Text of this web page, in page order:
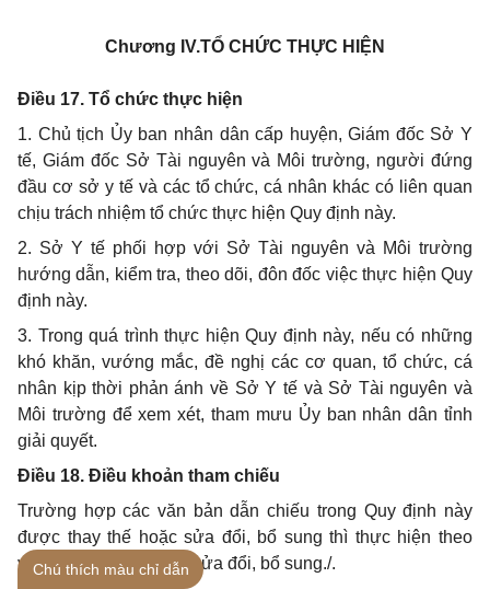
Chương IV.TỔ CHỨC THỰC HIỆN
Điều 17. Tổ chức thực hiện
1. Chủ tịch Ủy ban nhân dân cấp huyện, Giám đốc Sở Y
tế, Giám đốc Sở Tài nguyên và Môi trường, người đứng
đầu cơ sở y tế và các tổ chức, cá nhân khác có liên quan
chịu trách nhiệm tổ chức thực hiện Quy định này.
2. Sở Y tế phối hợp với Sở Tài nguyên và Môi trường
hướng dẫn, kiểm tra, theo dõi, đôn đốc việc thực hiện Quy
định này.
3. Trong quá trình thực hiện Quy định này, nếu có những
khó khăn, vướng mắc, đề nghị các cơ quan, tổ chức, cá
nhân kịp thời phản ánh về Sở Y tế và Sở Tài nguyên và
Môi trường để xem xét, tham mưu Ủy ban nhân dân tỉnh
giải quyết.
Điều 18. Điều khoản tham chiếu
Trường hợp các văn bản dẫn chiếu trong Quy định này
được thay thế hoặc sửa đổi, bổ sung thì thực hiện theo
văn bản thaythếhoặc sửa đổi, bổ sung./.
Chú thích màu chỉ dẫn